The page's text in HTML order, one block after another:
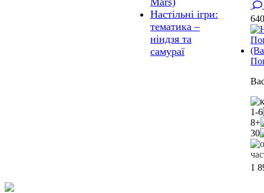
Настільні ігри:
тематика –
ніндзя та
самураї
1-6
8+
30
1